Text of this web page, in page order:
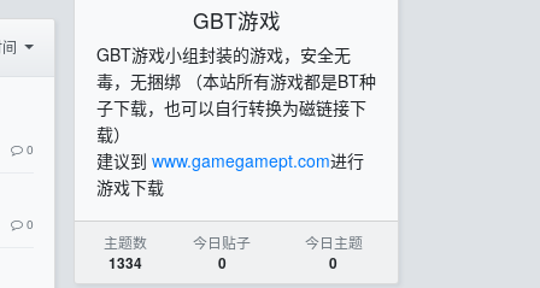
0
0
GBT游戏
GBT游戏小组封装的游戏，安全无
毒，无捆绑 （本站所有游戏都是BT种
子下载，也可以自行转换为磁链接下
载）
建议到 www.gamegamept.com进行
游戏下载
主题数
1334
今日贴子
0
今日主题
0